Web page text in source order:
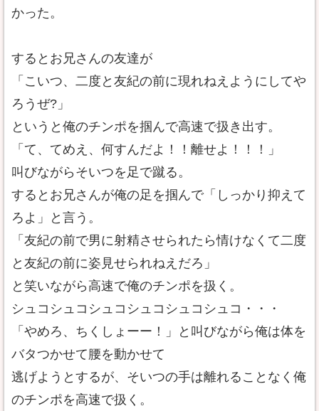
かった。
するとお兄さんの友達が
「こいつ、二度と友紀の前に現れねえようにしてや
ろうぜ?」
というと俺のチンポを掴んで高速で扱き出す。
「て、てめえ、何すんだよ！！離せよ！！！」
叫びながらそいつを足で蹴る。
するとお兄さんが俺の足を掴んで「しっかり抑えて
ろよ」と言う。
「友紀の前で男に射精させられたら情けなくて二度
と友紀の前に姿見せられねえだろ」
と笑いながら高速で俺のチンポを扱く。
シュコシュコシュコシュコシュコシュコ・・・
「やめろ、ちくしょーー！」と叫びながら俺は体を
バタつかせて腰を動かせて
逃げようとするが、そいつの手は離れることなく俺
のチンポを高速で扱く。